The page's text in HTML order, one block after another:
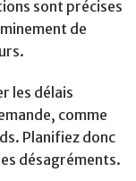
sont précises
de
les délais
comme
Planifiez donc
désagréments.